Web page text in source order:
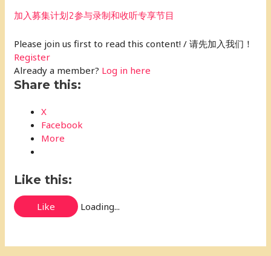
加入募集计划2参与录制和收听专享节目
Please join us first to read this content! / 请先加入我们！
Register
Already a member? Log in here
Share this:
X
Facebook
More
Like this:
Like Loading...